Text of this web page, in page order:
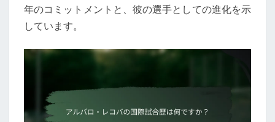
年のコミットメントと、彼の選手としての進化を示
しています。